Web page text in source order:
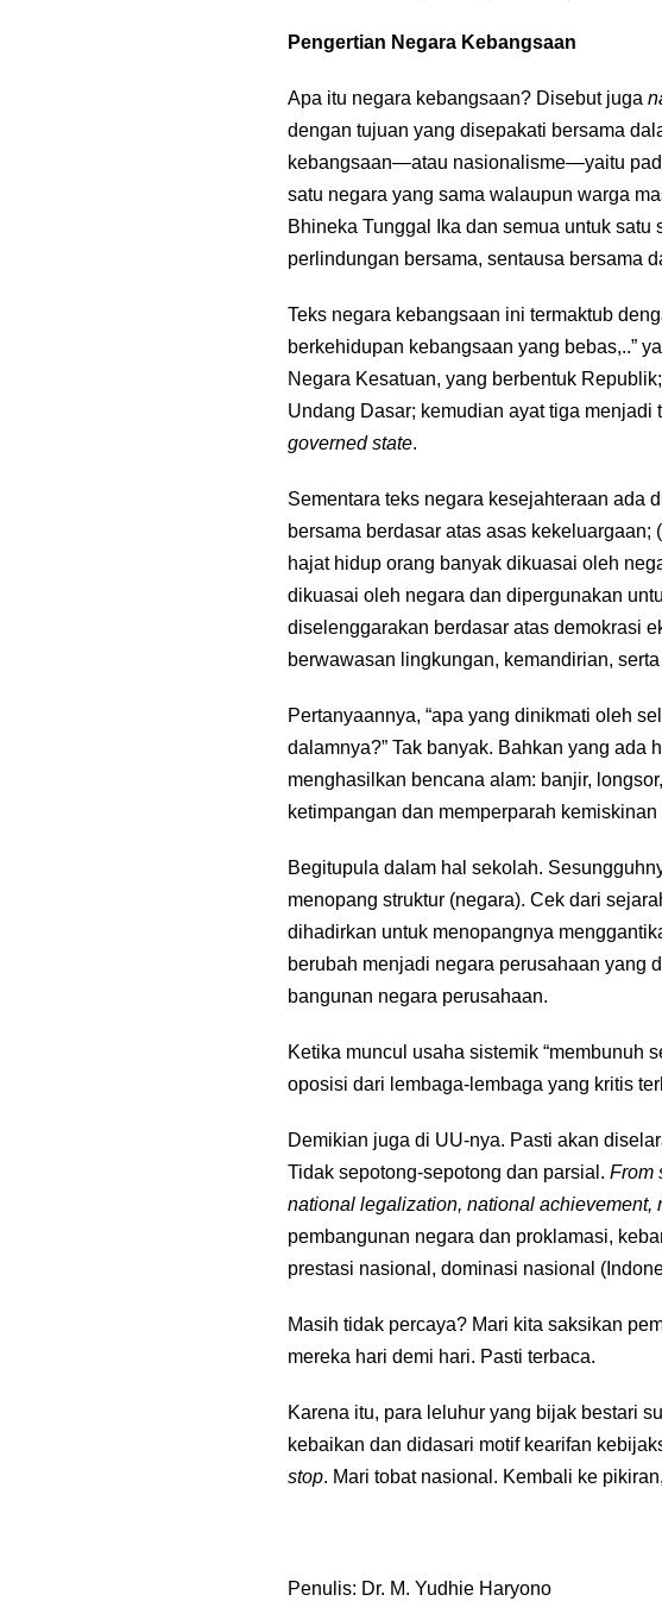
Pengertian Negara Kebangsaan
Apa itu negara kebangsaan? Disebut juga
dengan tujuan yang disepakati bersama
kebangsaan—atau nasionalisme—yaitu
satu negara yang sama walaupun warga
Bhineka Tunggal Ika dan semua untuk
perlindungan bersama, sentausa bersama
Teks negara kebangsaan ini termaktub
berkehidupan kebangsaan yang bebas,..”
Negara Kesatuan, yang berbentuk
Undang Dasar; kemudian ayat tiga
governed state.
Sementara teks negara kesejahteraan ada
bersama berdasar atas asas
hajat hidup orang banyak dikuasai oleh
dikuasai oleh negara dan dipergunakan
diselenggarakan berdasar atas demokrasi
berwawasan lingkungan, kemandirian,
Pertanyaannya, “apa yang dinikmati oleh
dalamnya?” Tak banyak. Bahkan yang ada
menghasilkan bencana alam: banjir,
ketimpangan dan memperparah
Begitupula dalam hal sekolah.
menopang struktur (negara). Cek dari
dihadirkan untuk menopangnya
berubah menjadi negara perusahaan yang
bangunan negara perusahaan.
Ketika muncul usaha sistemik “membunuh
oposisi dari lembaga-lembaga yang kritis
Demikian juga di UU-nya. Pasti akan
Tidak sepotong-sepotong dan parsial. From
national legalization, national
pembangunan negara dan proklamasi,
prestasi nasional, dominasi nasional
Masih tidak percaya? Mari kita saksikan
mereka hari demi hari. Pasti terbaca.
Karena itu, para leluhur yang bijak bestari
kebaikan dan didasari motif kearifan
stop. Mari tobat nasional. Kembali ke
Penulis: Dr. M. Yudhie Haryono